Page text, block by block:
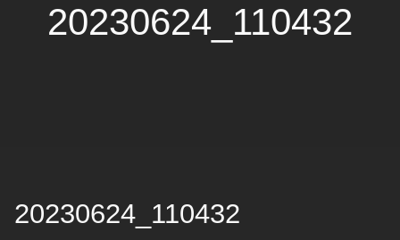
20230624_110432
20230624_110432